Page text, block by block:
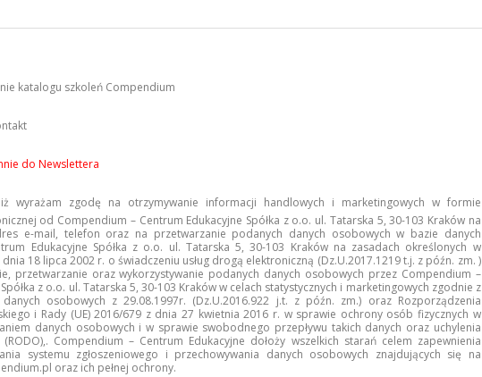
katalogu szkoleń Compendium
do Newslettera
wyrażam zgodę na otrzymywanie informacji handlowych i marketingowych w formie
od Compendium – Centrum Edukacyjne Spółka z o.o. ul. Tatarska 5, 30-103 Kraków na
e-mail, telefon oraz na przetwarzanie podanych danych osobowych w bazie danych
Edukacyjne Spółka z o.o. ul. Tatarska 5, 30-103 Kraków na zasadach określonych w
18 lipca 2002 r. o świadczeniu usług drogą elektroniczną (Dz.U.2017.1219 t.j. z późn. zm. )
przetwarzanie oraz wykorzystywanie podanych danych osobowych przez Compendium –
z o.o. ul. Tatarska 5, 30-103 Kraków w celach statystycznych i marketingowych zgodnie z
osobowych z 29.08.1997r. (Dz.U.2016.922 j.t. z późn. zm.) oraz Rozporządzenia
i Rady (UE) 2016/679 z dnia 27 kwietnia 2016 r. w sprawie ochrony osób fizycznych w
danych osobowych i w sprawie swobodnego przepływu takich danych oraz uchylenia
(RODO),. Compendium – Centrum Edukacyjne dołoży wszelkich starań celem zapewnienia
systemu zgłoszeniowego i przechowywania danych osobowych znajdujących się na
oraz ich pełnej ochrony.